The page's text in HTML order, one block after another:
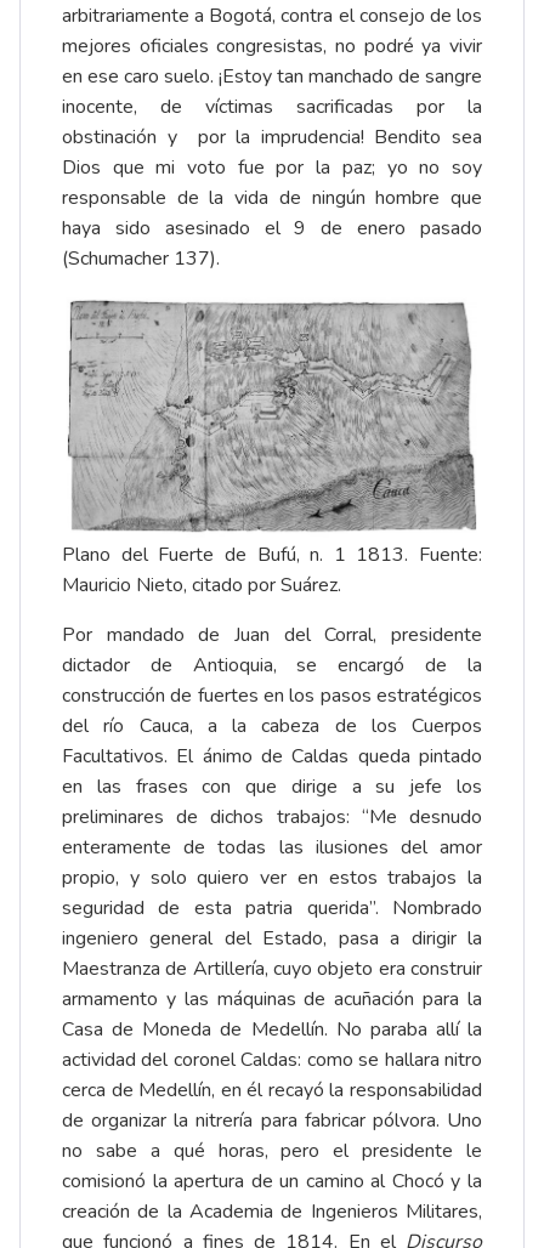
arbitrariamente a Bogotá, contra el consejo de los
mejores oficiales congresistas, no podré ya vivir
en ese caro suelo. ¡Estoy tan manchado de sangre
inocente, de víctimas sacrificadas por la
obstinación y por la imprudencia! Bendito sea
Dios que mi voto fue por la paz; yo no soy
responsable de la vida de ningún hombre que
haya sido asesinado el 9 de enero pasado
(Schumacher 137).
Plano del Fuerte de Bufú, n. 1 1813. Fuente:
Mauricio Nieto, citado por Suárez.
Por mandado de Juan del Corral, presidente
dictador de Antioquia, se encargó de la
construcción de fuertes en los pasos estratégicos
del río Cauca, a la cabeza de los Cuerpos
Facultativos. El ánimo de Caldas queda pintado
en las frases con que dirige a su jefe los
preliminares de dichos trabajos: “Me desnudo
enteramente de todas las ilusiones del amor
propio, y solo quiero ver en estos trabajos la
seguridad de esta patria querida”. Nombrado
ingeniero general del Estado, pasa a dirigir la
Maestranza de Artillería, cuyo objeto era construir
armamento y las máquinas de acuñación para la
Casa de Moneda de Medellín. No paraba allí la
actividad del coronel Caldas: como se hallara nitro
cerca de Medellín, en él recayó la responsabilidad
de organizar la nitrería para fabricar pólvora. Uno
no sabe a qué horas, pero el presidente le
comisionó la apertura de un camino al Chocó y la
creación de la Academia de Ingenieros Militares,
que funcionó a fines de 1814. En el Discurso